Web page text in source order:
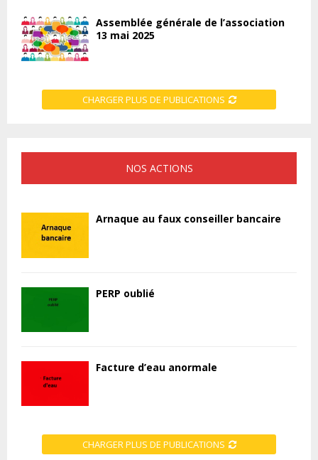
Assemblée générale de l’association
13 mai 2025
CHARGER PLUS DE PUBLICATIONS
NOS ACTIONS
Arnaque au faux conseiller bancaire
PERP oublié
Facture d’eau anormale
CHARGER PLUS DE PUBLICATIONS